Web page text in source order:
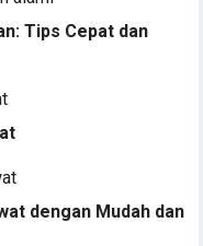
Tips Cepat dan
dengan Mudah dan